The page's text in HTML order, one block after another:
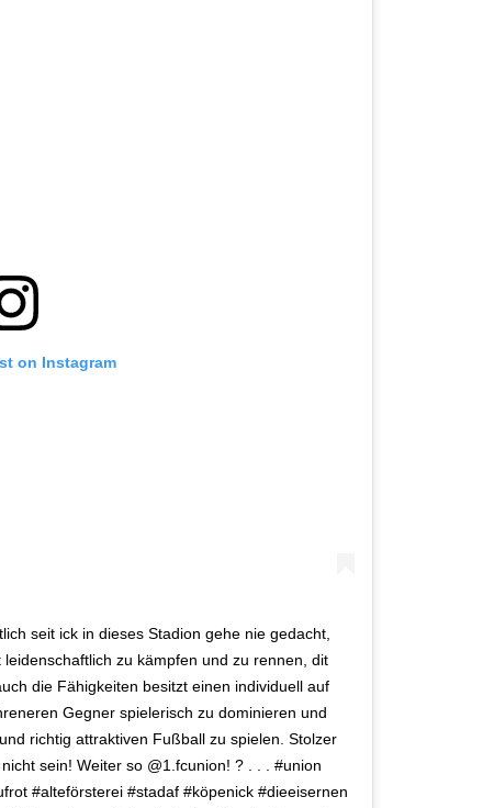
on Instagram
seit ick in dieses Stadion gehe nie gedacht,
zu kämpfen und zu rennen, dit
die Fähigkeiten besitzt einen individuell auf
Gegner spielerisch zu dominieren und
richtig attraktiven Fußball zu spielen. Stolzer
sein! Weiter so @1.fcunion! ? . . . #union
#alteförsterei #stadaf #köpenick #dieeisernen